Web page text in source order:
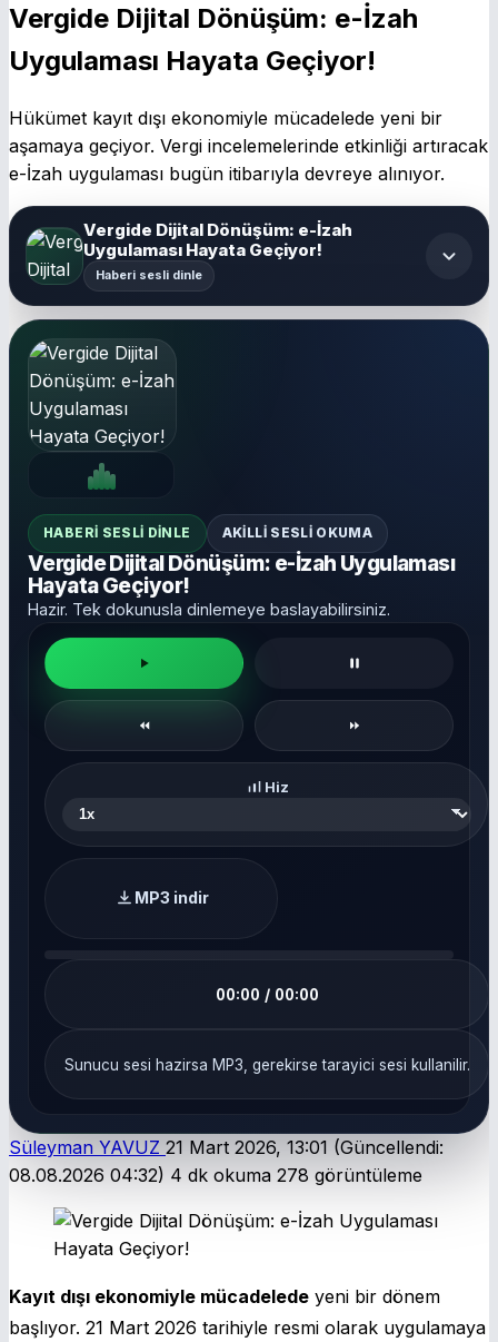
Vergide Dijital Dönüşüm: e-İzah
Uygulaması Hayata Geçiyor!
Hükümet kayıt dışı ekonomiyle mücadelede yeni bir
aşamaya geçiyor. Vergi incelemelerinde etkinliği artıracak
e-İzah uygulaması bugün itibarıyla devreye alınıyor.
Vergide Dijital Dönüşüm: e-İzah
Uygulaması Hayata Geçiyor!
Haberi sesli dinle
HABERI SESLI DINLE AKILLI SESLI OKUMA
Vergide Dijital Dönüşüm: e-İzah Uygulaması
Hayata Geçiyor!
Hazir. Tek dokunusla dinlemeye baslayabilirsiniz.
Hiz
MP3 indir
00:00 / 00:00
Sunucu sesi hazirsa MP3, gerekirse tarayici sesi kullanilir.
Süleyman YAVUZ 21 Mart 2026, 13:01 (Güncellendi:
08.08.2026 04:32) 4 dk okuma 278 görüntüleme
Kayıt dışı ekonomiyle mücadelede yeni bir dönem
başlıyor. 21 Mart 2026 tarihiyle resmi olarak uygulamaya